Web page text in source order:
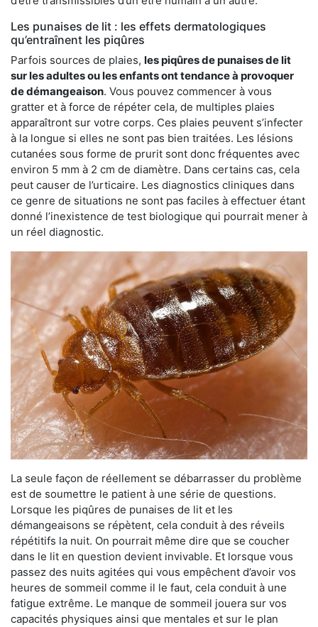
Les punaises de lit : les effets dermatologiques
qu’entraînent les piqûres
Parfois sources de plaies, les piqûres de punaises de lit
sur les adultes ou les enfants ont tendance à provoquer
de démangeaison. Vous pouvez commencer à vous
gratter et à force de répéter cela, de multiples plaies
apparaîtront sur votre corps. Ces plaies peuvent s’infecter
à la longue si elles ne sont pas bien traitées. Les lésions
cutanées sous forme de prurit sont donc fréquentes avec
environ 5 mm à 2 cm de diamètre. Dans certains cas, cela
peut causer de l’urticaire. Les diagnostics cliniques dans
ce genre de situations ne sont pas faciles à effectuer étant
donné l’inexistence de test biologique qui pourrait mener à
un réel diagnostic.
La seule façon de réellement se débarrasser du problème
est de soumettre le patient à une série de questions.
Lorsque les piqûres de punaises de lit et les
démangeaisons se répètent, cela conduit à des réveils
répétitifs la nuit. On pourrait même dire que se coucher
dans le lit en question devient invivable. Et lorsque vous
passez des nuits agitées qui vous empêchent d’avoir vos
heures de sommeil comme il le faut, cela conduit à une
fatigue extrême. Le manque de sommeil jouera sur vos
capacités physiques ainsi que mentales et sur le plan